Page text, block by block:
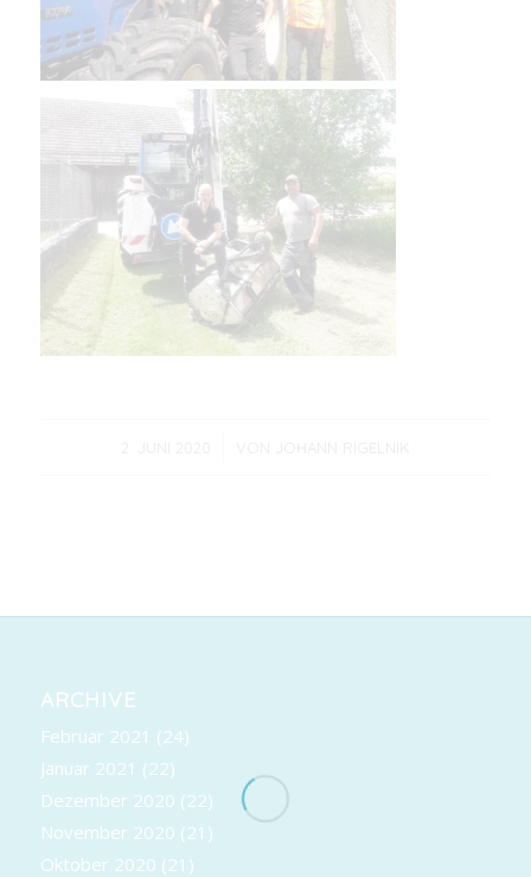
JOHANN RIGELNIK
ARCHIVE
Februar 2021 (24)
Januar 2021 (22)
Dezember 2020 (22)
November 2020 (21)
Oktober 2020 (21)